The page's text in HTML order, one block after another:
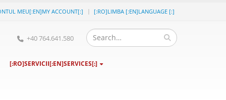
MEU[:EN]MY ACCOUNT[:] [:RO]LIMBA [:EN]LANGUAGE [:]
+40 764.641.580
[:RO]SERVICII[:EN]SERVICES[:]